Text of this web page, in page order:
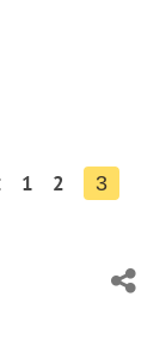
1 2 3